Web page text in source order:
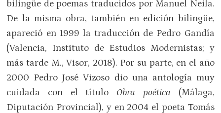
bilingüe de poemas traducidos por Manuel Neila.
De la misma obra, también en edición bilingüe,
apareció en 1999 la traducción de Pedro Gandía
(Valencia, Instituto de Estudios Modernistas; y
más tarde M., Visor, 2018). Por su parte, en el año
2000 Pedro José Vizoso dio una antología muy
cuidada con el título Obra poética (Málaga,
Diputación Provincial), y en 2004 el poeta Tomás